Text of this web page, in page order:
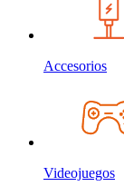
Accesorios
Videojuegos